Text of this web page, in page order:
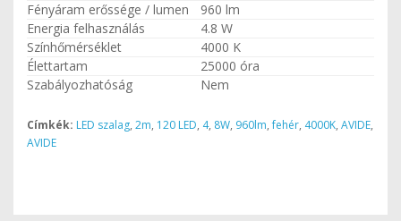
Fényáram erőssége / lumen
960 lm
Energia felhasználás
4.8 W
Színhőmérséklet
4000 K
Élettartam
25000 óra
Szabályozhatóság
Nem
Címkék: LED szalag, 2m, 120 LED, 4, 8W, 960lm,fehér, 4000K, AVIDE,
AVIDE